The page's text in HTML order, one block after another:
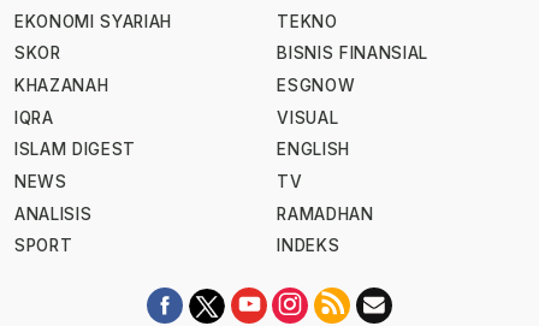
EKONOMI SYARIAH
SKOR
KHAZANAH
IQRA
ISLAM DIGEST
NEWS
ANALISIS
SPORT
TEKNO
BISNIS FINANSIAL
ESGNOW
VISUAL
ENGLISH
TV
RAMADHAN
INDEKS